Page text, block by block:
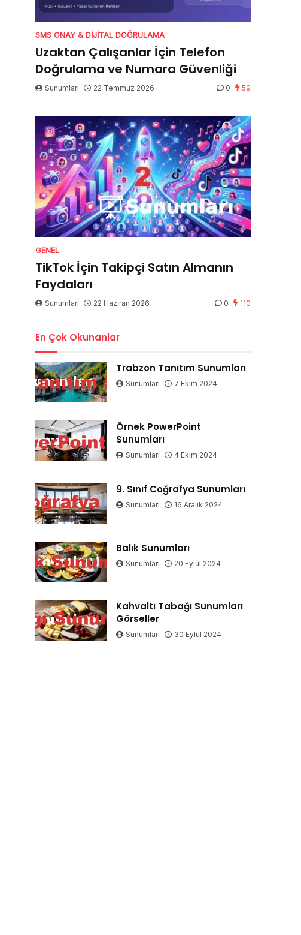
SMS ONAY & DIJITAL DOĞRULAMA
Uzaktan Çalışanlar İçin Telefon
Doğrulama ve Numara Güvenliği
Sunumları 22 Temmuz 2026 0 59
GENEL
TikTok İçin Takipçi Satın Almanın
Faydaları
Sunumları 22 Haziran 2026 0 110
En Çok Okunanlar
Trabzon Tanıtım Sunumları
Sunumları 7 Ekim 2024
Örnek PowerPoint
Sunumları
Sunumları 4 Ekim 2024
9. Sınıf Coğrafya Sunumları
Sunumları 16 Aralık 2024
Balık Sunumları
Sunumları 20 Eylül 2024
Kahvaltı Tabağı Sunumları
Görseller
Sunumları 30 Eylül 2024